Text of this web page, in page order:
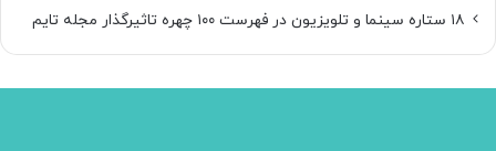
۱۸ ستاره‌ سینما و تلویزیون در فهرست ۱۰۰ چهره تاثیرگذار مجله تایم